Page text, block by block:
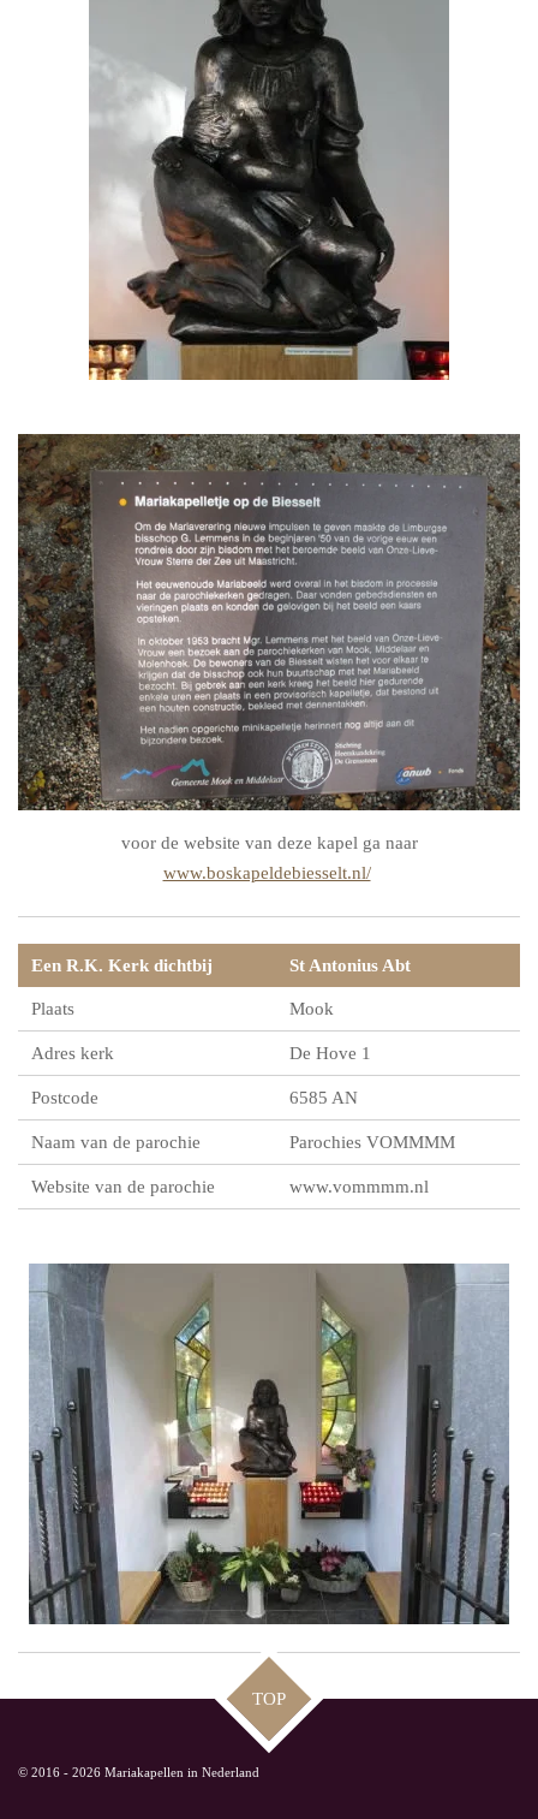
voor de website van deze kapel ga naar
www.boskapeldebiesselt.nl/
Een R.K. Kerk dichtbij St Antonius Abt
Plaats Mook
Adres kerk De Hove 1
Postcode 6585 AN
Naam van de parochie Parochies VOMMMM
Website van de parochie www.vommmm.nl
TOP
© 2016 - 2026 Mariakapellen in Nederland